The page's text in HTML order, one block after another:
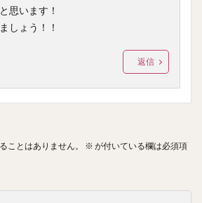
思います！
しょう！！
返信
ことはありません。 ※ が付いている欄は必須項